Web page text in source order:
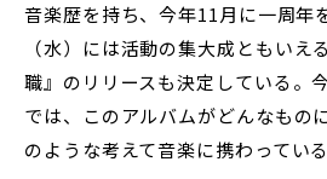
音楽歴を持ち、今年11月に一周年
（水）には活動の集大成ともい
職』のリリースも決定している。
では、このアルバムがどんなもの
のような考えて音楽に携わってい